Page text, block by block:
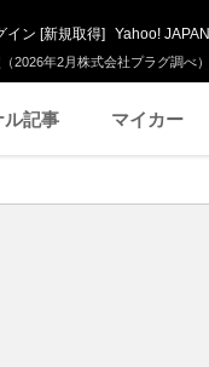
2026年2月株式会社プラグ調べ）
イン [新規取得] Yahoo! JAPAN
ル記事 マイカー